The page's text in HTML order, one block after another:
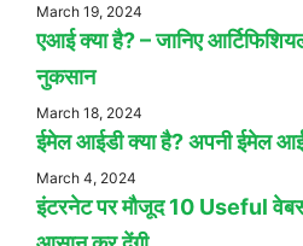
March 19, 2024
एआई क्या है? – जानिए
नुकसान
March 18, 2024
ईमेल आईडी क्या है? अपनी ईमेल
March 4, 2024
इंटरनेट पर मौजूद 10 Useful